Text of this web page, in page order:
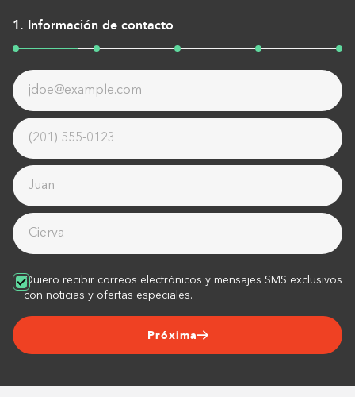
1. Información de contacto
Quiero recibir correos electrónicos y mensajes SMS exclusivos
con noticias y ofertas especiales.
Próxima